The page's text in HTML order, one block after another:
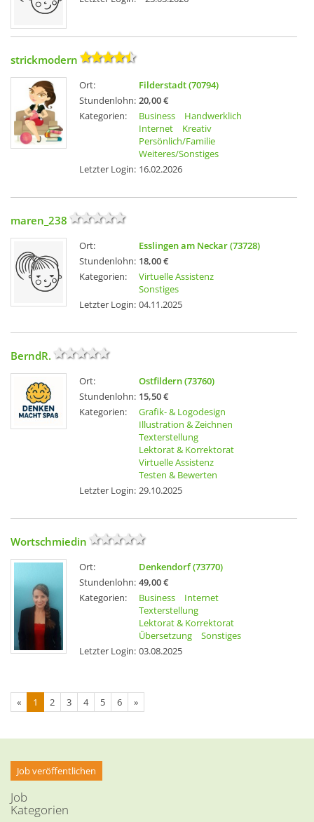
strickmodern
Ort:
Filderstadt (70794)
Stundenlohn: 20,00 €
Kategorien:
Business
Handwerklich
Internet
Kreativ
Persönlich/Familie
Weiteres/Sonstiges
Letzter Login: 16.02.2026
maren_238
Ort:
Esslingen am Neckar (73728)
Stundenlohn: 18,00 €
Kategorien:
Virtuelle Assistenz
Sonstiges
Letzter Login: 04.11.2025
BerndR.
Ort:
Ostfildern (73760)
Stundenlohn: 15,50 €
Kategorien:
Grafik- & Logodesign
Illustration & Zeichnen
Texterstellung
Lektorat & Korrektorat
Virtuelle Assistenz
Testen & Bewerten
Letzter Login: 29.10.2025
Wortschmiedin
Ort:
Denkendorf (73770)
Stundenlohn: 49,00 €
Kategorien:
Business
Internet
Texterstellung
Lektorat & Korrektorat
Übersetzung
Sonstiges
Letzter Login: 03.08.2025
« 1 2 3 4 5 6 »
Job veröffentlichen
Job
Kategorien